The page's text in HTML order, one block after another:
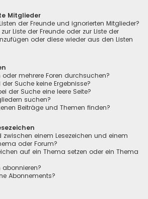
Mitglieder
der Freunde und ignorierten Mitglieder?
Liste der Freunde oder zur Liste der
oder diese wieder aus den Listen
mehrere Foren durchsuchen?
Suche keine Ergebnisse?
der Suche eine leere Seite?
suchen?
Beiträge und Themen finden?
einem Lesezeichen und einem
oder Forum?
auf ein Thema setzen oder ein Thema
abonnieren?
Abonnements?